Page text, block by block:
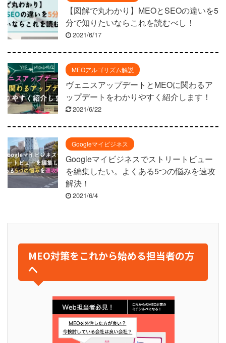
【図解で丸わかり】MEOとSEOの違いを5
分で知りたいならこれを読むべし！
2021/6/17
MEOアルゴリズム解説
ヴェニスアップデートとMEOに関わるア
ップデートをわかりやすく紹介します！
2021/6/22
Googleマイビジネス
Googleマイビジネスでストリートビュー
を編集したい。よくある5つの悩みを速攻
解決！
2021/6/4
MEO対策をこれから始める担当者の方
へ